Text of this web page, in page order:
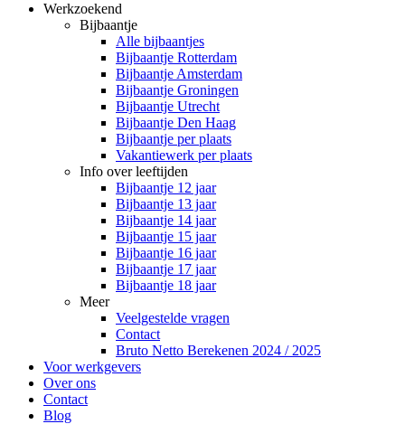
Werkzoekend
Bijbaantje
Alle bijbaantjes
Bijbaantje Rotterdam
Bijbaantje Amsterdam
Bijbaantje Groningen
Bijbaantje Utrecht
Bijbaantje Den Haag
Bijbaantje per plaats
Vakantiewerk per plaats
Info over leeftijden
Bijbaantje 12 jaar
Bijbaantje 13 jaar
Bijbaantje 14 jaar
Bijbaantje 15 jaar
Bijbaantje 16 jaar
Bijbaantje 17 jaar
Bijbaantje 18 jaar
Meer
Veelgestelde vragen
Contact
Bruto Netto Berekenen 2024 / 2025
Voor werkgevers
Over ons
Contact
Blog